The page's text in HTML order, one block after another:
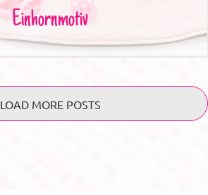
Einhornmotiv
LOAD MORE POSTS